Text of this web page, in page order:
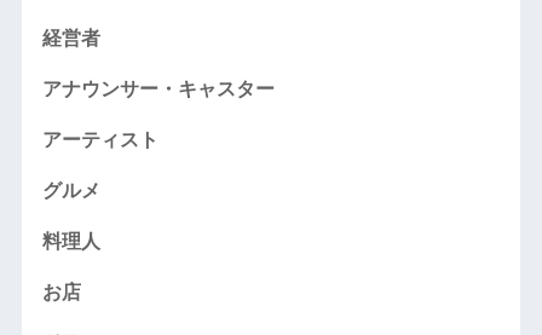
経営者
アナウンサー・キャスター
アーティスト
グルメ
料理人
お店